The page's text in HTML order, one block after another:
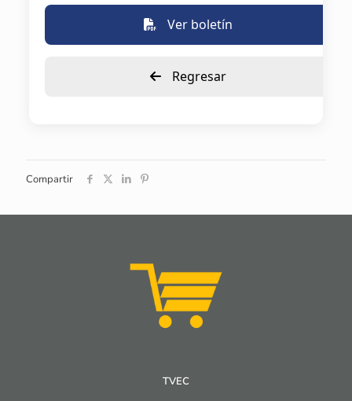
Ver boletín
Regresar
Compartir
TVEC